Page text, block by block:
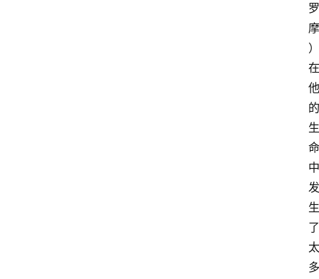
罗
摩
）
在
他
的
生
命
中
发
生
了
太
多